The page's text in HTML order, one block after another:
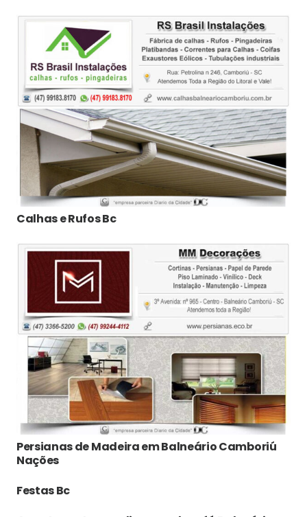
Calhas e Rufos Bc
Persianas de Madeira em Balneário Camboriú
Nações
Festas Bc